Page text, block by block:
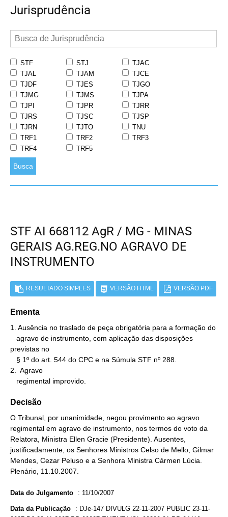
Jurisprudência
STF STJ
TJAC
TJAL
TJAM
TJCE
TJDF
TJES
TJGO
TJMG
TJMS
TJPA
TJPI
TJPR
TJRR
TJRS
TJSC
TJSP
TJRN
TJTO
TNU
TRF1
TRF2
TRF3
TRF4
TRF5
Busca
STF AI 668112 AgR / MG - MINAS
GERAIS AG.REG.NO AGRAVO DE
INSTRUMENTO
RESULTADO SIMPLES VERSÃO HTML VERSÃO PDF
Ementa
1. Ausência no traslado de peça obrigatória para a formação do
previstas no
2.  Agravo
   regimental improvido.
Decisão
O Tribunal, por unanimidade, negou provimento ao agravo
regimental em agravo de instrumento, nos termos do voto da
Relatora, Ministra Ellen Gracie (Presidente). Ausentes,
justificadamente, os Senhores Ministros Celso de Mello, Gilmar
Mendes, Cezar Peluso e a Senhora Ministra Cármen Lúcia.
Plenário, 11.10.2007.
Data do Julgamento : 11/10/2007
Data da Publicação : DJe-147 DIVULG 22-11-2007 PUBLIC 23-11-